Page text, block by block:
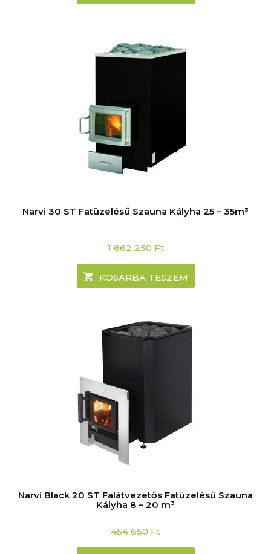
Narvi 30 ST Fatüzelésű Szauna Kályha 25 – 35m³
1 862 250 Ft
KOSÁRBA TESZEM
Narvi Black 20 ST Falátvezetős Fatüzelésű Szauna
Kályha 8 – 20 m³
454 650 Ft